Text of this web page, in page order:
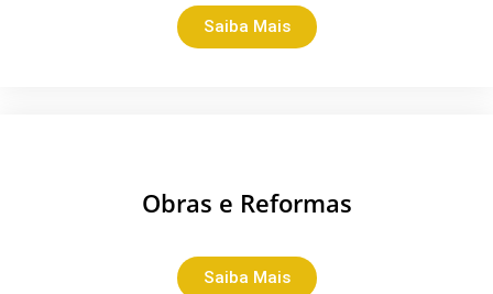
Saiba Mais
Obras e Reformas
Saiba Mais